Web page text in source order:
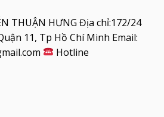
THUẬN HƯNG Địa chỉ:172/24
11, Tp Hồ Chí Minh Email:
Hotline